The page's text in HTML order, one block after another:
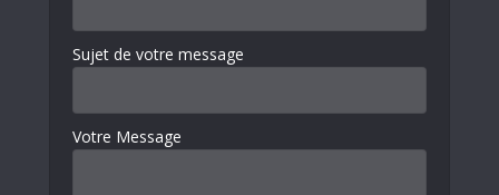
Sujet de votre message
Votre Message